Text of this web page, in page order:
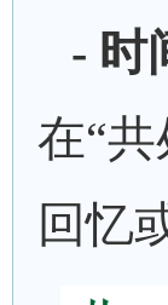
- 时
在“
回忆